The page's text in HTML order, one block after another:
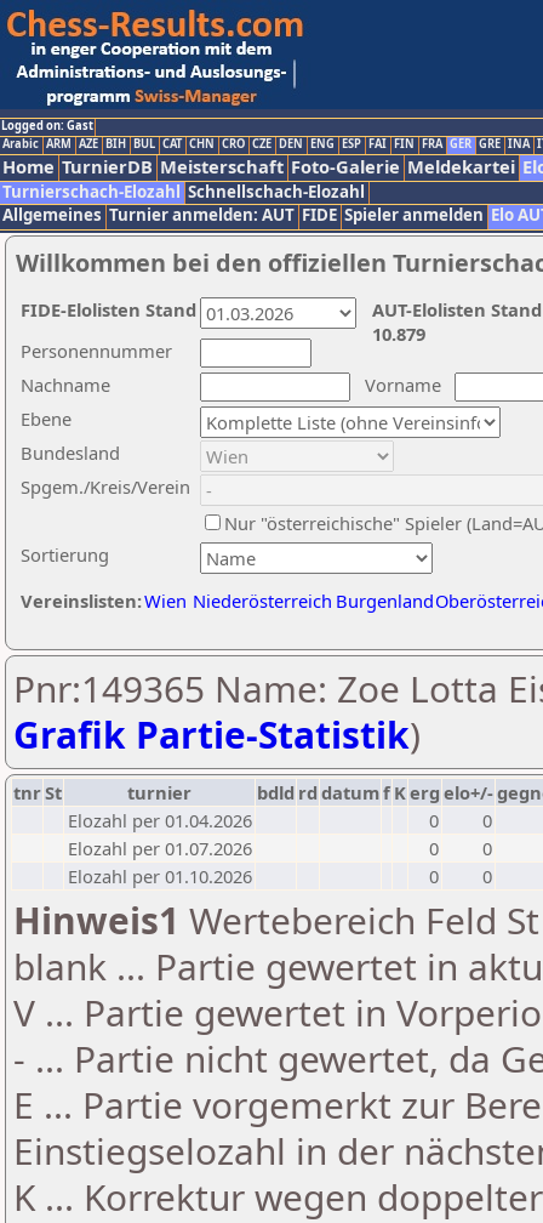
Logged on: Gast
Arabic ARM AZE BIH BUL CAT CHN CRO CZE DEN ENG ESP FAI FIN FRA GER GRE INA
Home TurnierDB Meisterschaft Foto-Galerie Meldekartei
Turnierschach-Elozahl Schnellschach-Elozahl
Allgemeines Turnier anmelden: AUT FIDE Spieler anmelden Elo
Willkommen bei den offiziellen
Nachname
Vorname
Ebene
Sortierung
Personennummer
Bundesland
Spgem./Kreis/Verein
Nur "österreichische" Spieler
Vereinslisten:Wien Niederösterreich Burgenland
AUT-Elolisten
10.879
FIDE-Elolisten Stand
Pnr:149365 Name: Zoe Lotta
Grafik Partie-Statistik)
tnrSt turnier bdld rd datumf Kerg elo+/-
Elozahl per 01.04.2026
0
0
Elozahl per 01.07.2026
0
0
Elozahl per 01.10.2026
0 0
Hinweis1 Wertebereich Feld
blank ... Partie gewertet in
V ... Partie gewertet in
- ... Partie nicht gewertet, da
E ... Partie vorgemerkt zur
Einstiegselozahl in der
K ... Korrektur wegen